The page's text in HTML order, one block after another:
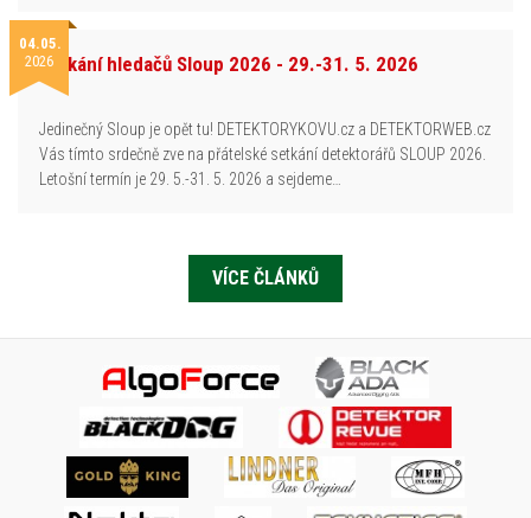
04.05.
2026Setkání hledačů Sloup 2026 - 29.-31. 5. 2026
Jedinečný Sloup je opět tu! DETEKTORYKOVU.cz a DETEKTORWEB.cz
Vás tímto srdečně zve na přátelské setkání detektorářů SLOUP 2026.
Letošní termín je 29. 5.-31. 5. 2026 a sejdeme…
VÍCE ČLÁNKŮ